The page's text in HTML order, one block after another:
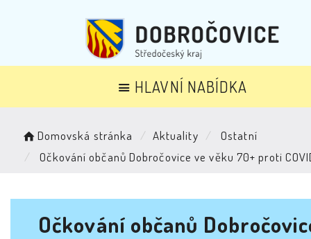
HLAVNÍ NABÍDKA
Domovská stránka Aktuality
Ostatní
Očkování občanů Dobročovice ve věku 70+ proti
Očkování občanů